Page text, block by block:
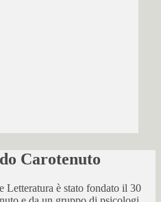
Carotenuto
Letteratura è stato fondato il 30